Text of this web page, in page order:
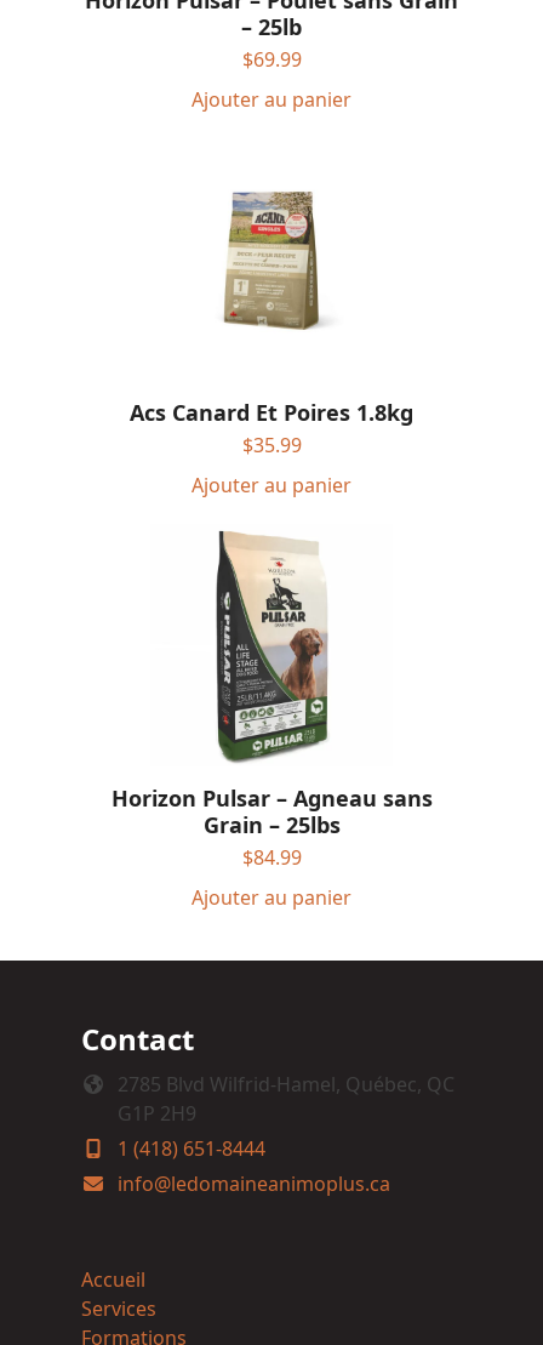
– 25lb
$69.99
Ajouter au panier
Acs Canard Et Poires 1.8kg
$35.99
Ajouter au panier
Horizon Pulsar – Agneau sans
Grain – 25lbs
$84.99
Ajouter au panier
Contact
2785 Blvd Wilfrid-Hamel, Québec, QC
G1P 2H9
1 (418) 651-8444
info@ledomaineanimoplus.ca
Accueil
Services
Formations